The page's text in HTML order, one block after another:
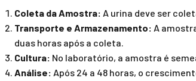
Coleta da Amostra: A urina deve ser
Transporte e Armazenamento: A
duas horas após a coleta.
Cultura: No laboratório, a amostra é
Análise: Após 24 a 48 horas, o